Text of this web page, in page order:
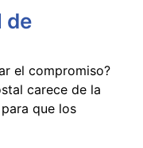
de
el compromiso?
carece de la
que los